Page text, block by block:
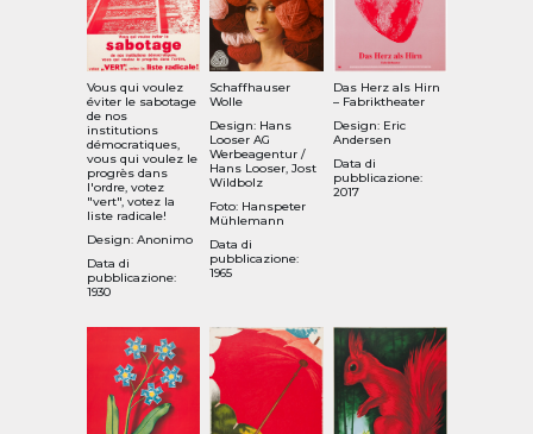
Vous qui voulez
éviter le sabotage
de nos
institutions
démocratiques,
vous qui voulez le
progrès dans
l'ordre, votez
"vert", votez la
liste radicale!
Design: Anonimo
Data di
pubblicazione:
1930
Schaffhauser
Wolle
Design: Hans
Looser AG
Werbeagentur /
Hans Looser, Jost
Wildbolz
Foto: Hanspeter
Mühlemann
Data di
pubblicazione:
1965
Das Herz als Hirn
– Fabriktheater
Design: Eric
Andersen
Data di
pubblicazione:
2017